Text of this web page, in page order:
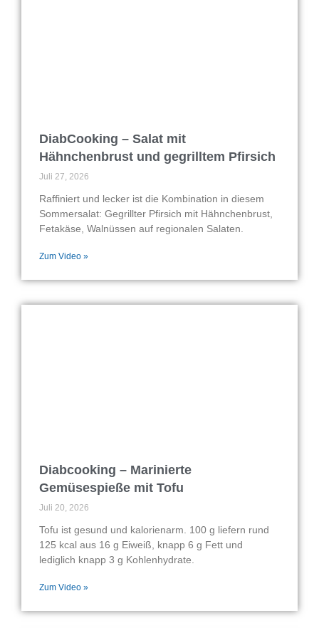
DiabCooking – Salat mit
Hähnchenbrust und gegrilltem Pfirsich
Juli 27, 2026
Raffiniert und lecker ist die Kombination in diesem
Sommersalat: Gegrillter Pfirsich mit Hähnchenbrust,
Fetakäse, Walnüssen auf regionalen Salaten.
Zum Video »
Diabcooking – Marinierte
Gemüsespieße mit Tofu
Juli 20, 2026
Tofu ist gesund und kalorienarm. 100 g liefern rund
125 kcal aus 16 g Eiweiß, knapp 6 g Fett und
lediglich knapp 3 g Kohlenhydrate.
Zum Video »